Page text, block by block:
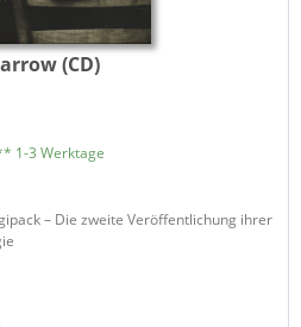
(CD)
1-3 Werktage
– Die zweite Veröffentlichung ihrer